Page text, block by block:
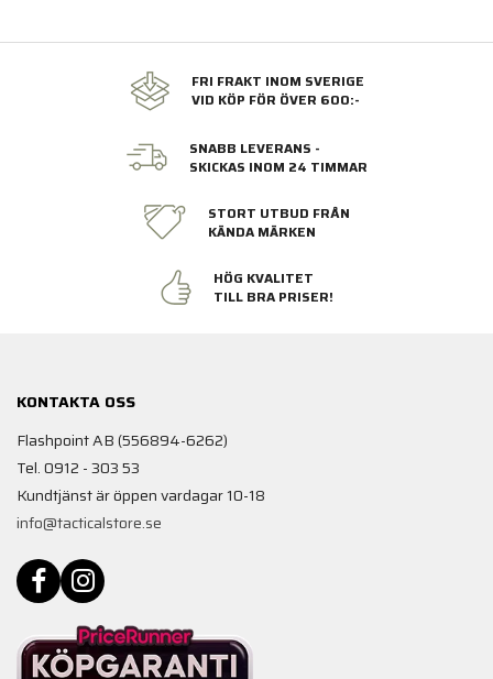
FRI FRAKT INOM SVERIGE
VID KÖP FÖR ÖVER 600:-
SNABB LEVERANS -
SKICKAS INOM 24 TIMMAR
STORT UTBUD FRÅN
KÄNDA MÄRKEN
HÖG KVALITET
TILL BRA PRISER!
KONTAKTA OSS
Flashpoint AB (556894-6262)
Tel. 0912 - 303 53
Kundtjänst är öppen vardagar 10-18
info@tacticalstore.se